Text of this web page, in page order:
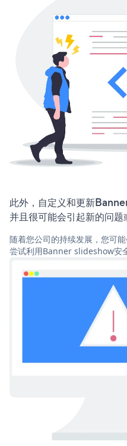
此外，自定义和更新
并且很可能会引起新的问题
随着您公司的持续发展，您可
尝试利用Banner slideshow安